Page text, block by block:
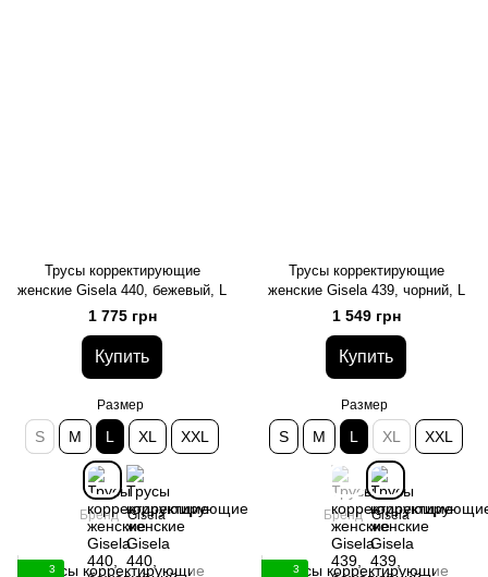
Трусы корректирующие
женские Gisela 440, бежевый, L
1 775 грн
Купить
Размер
S M L XL XXL
Бренд Gisela
Трусы корректирующие
женские Gisela 439, чорний, L
1 549 грн
Купить
Размер
S M L XL XXL
Бренд Gisela
3
3